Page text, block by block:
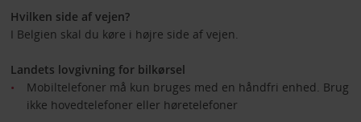
Hvilken side af vejen?
I Belgien skal du køre i højre side af vejen.
Landets lovgivning for bilkørsel
Mobiltelefoner må kun bruges med en håndfri enhed. Brug
ikke hovedtelefoner eller høretelefoner